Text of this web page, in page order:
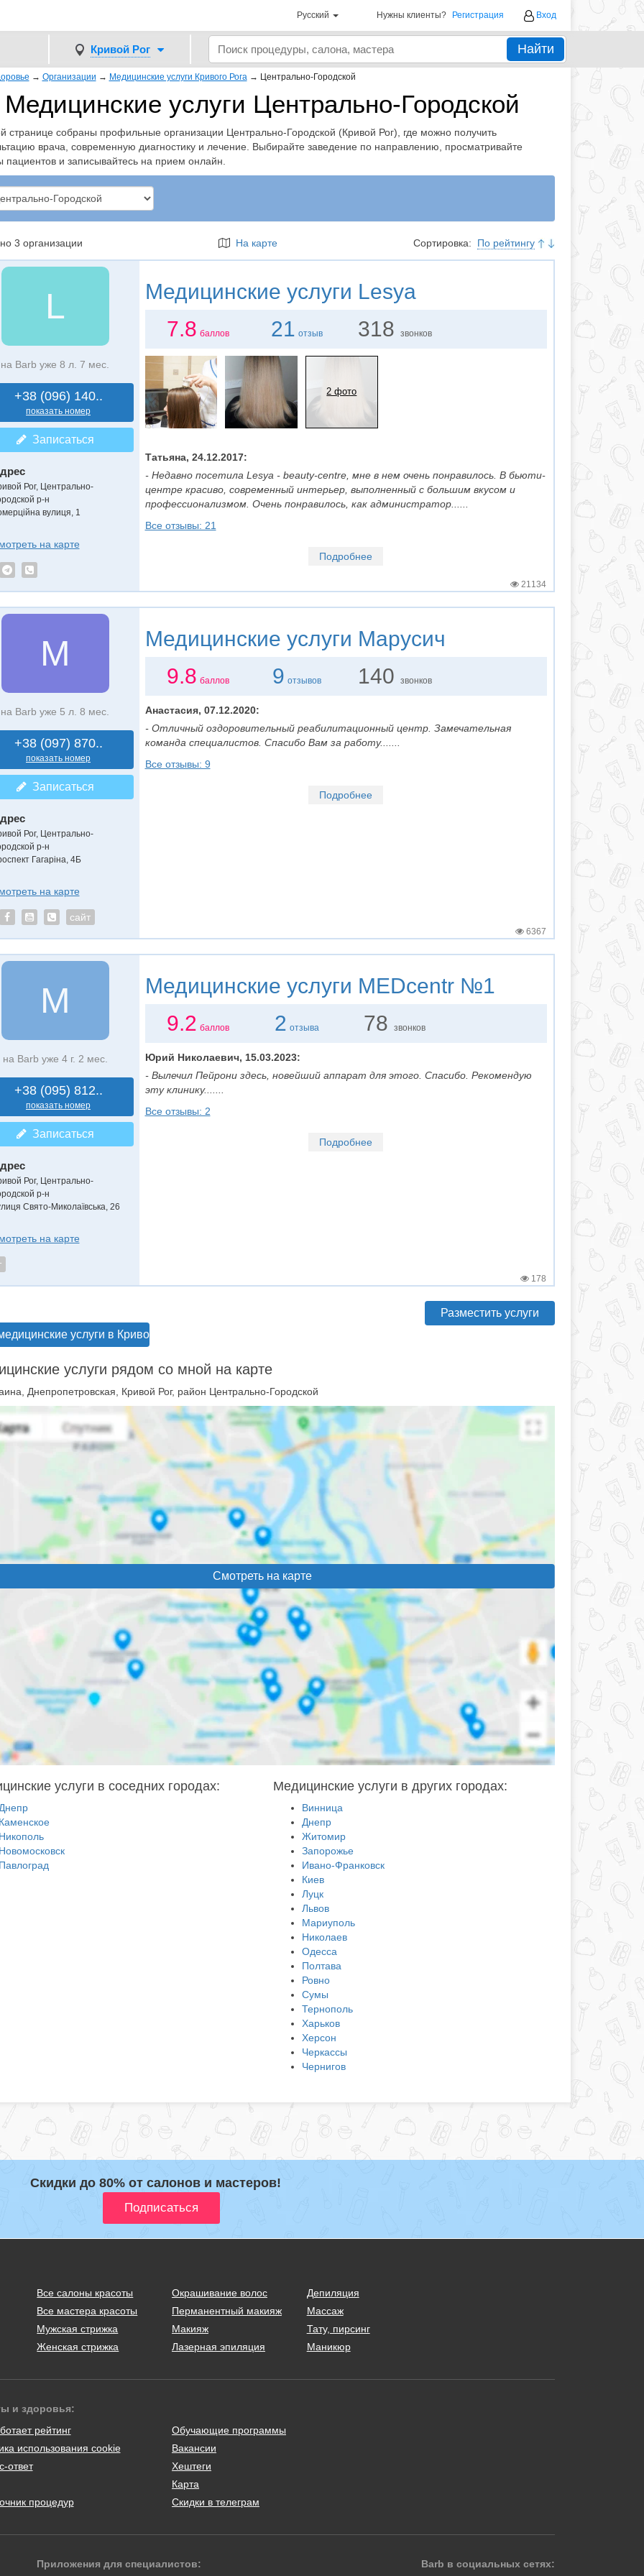
Русский Нужны клиенты? Регистрация Вход
Кривой Рог Найти
→ Организации → Медицинские услуги Кривого Рога → Центрально-Городской
Медицинские услуги Центрально-Городской
странице собраны профильные организации Центрально-Городской (Кривой Рог), где можно получить
врача, современную диагностику и лечение. Выбирайте заведение по направлению, просматривайте
пациентов и записывайтесь на прием онлайн.
3 организации На карте Сортировка: По рейтингу
L
на Barb уже 8 л. 7 мес.
+38 (096) 140..
показать номер
Записаться
Рог, Центрально-
р-н
вулиця, 1
на карте
Медицинские услуги Lesya
7.8 баллов 21 отзыв 318 звонков
2 фото
Татьяна, 24.12.2017:
- Недавно посетила Lesya - beauty-centre, мне в нем очень понравилось. В бьюти-
центре красиво, современный интерьер, выполненный с большим вкусом и
профессионализмом. Очень понравилось, как администратор......
Все отзывы: 21
Подробнее
21134
М
на Barb уже 5 л. 8 мес.
+38 (097) 870..
показать номер
Записаться
Рог, Центрально-
р-н
Гагаріна, 4Б
на карте
сайт
Медицинские услуги Марусич
9.8 баллов 9 отзывов 140 звонков
Анастасия, 07.12.2020:
- Отличный оздоровительный реабилитационный центр. Замечательная
команда специалистов. Спасибо Вам за работу.......
Все отзывы: 9
Подробнее
6367
M
на Barb уже 4 г. 2 мес.
+38 (095) 812..
показать номер
Записаться
Рог, Центрально-
р-н
Свято-Миколаївська, 26
на карте
Медицинские услуги MEDcentr №1
9.2 баллов 2 отзыва 78звонков
Юрий Николаевич, 15.03.2023:
- Вылечил Пейрони здесь, новейший аппарат для этого. Спасибо. Рекомендую
эту клинику.......
Все отзывы: 2
Подробнее
178
услуги в Кривом Роге
Разместить услуги
услуги рядом со мной на карте
Днепропетровская, Кривой Рог, район Центрально-Городской
Смотреть на карте
услуги в соседних городах: Медицинские услуги в других городах:
Винница
Днепр
Житомир
Запорожье
Ивано-Франковск
Киев
Луцк
Львов
Мариуполь
Николаев
Одесса
Полтава
Ровно
Сумы
Тернополь
Харьков
Херсон
Черкассы
Чернигов
Скидки до 80% от салонов и мастеров!
Все салоны красоты
Все мастера красоты
Мужская стрижка
Женская стрижка
Окрашивание волос
Перманентный макияж
Макияж
Лазерная эпиляция
Депиляция
Массаж
Тату, пирсинг
Маникюр
и здоровья:
рейтинг
использования cookie
ответ
процедур
Обучающие программы
Вакансии
Хештеги
Карта
Скидки в телеграм
Приложения для специалистов: Barb в социальных сетях: